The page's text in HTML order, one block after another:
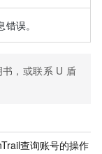
误。
，或联系 U 盾
查询账号的操作